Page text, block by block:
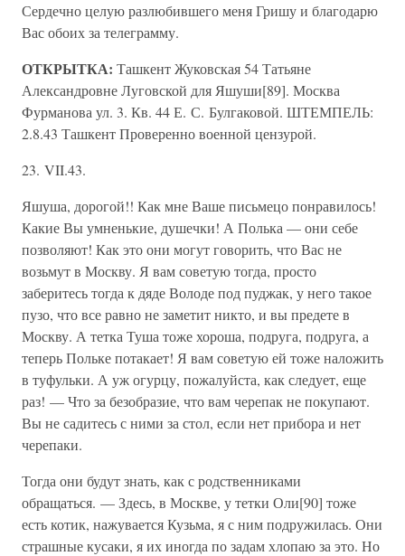
Сердечно целую разлюбившего меня Гришу и благодарю
Вас обоих за телеграмму.
ОТКРЫТКА: Ташкент Жуковская 54 Татьяне
Александровне Луговской для Яшуши[89]. Москва
Фурманова ул. 3. Кв. 44 Е. С. Булгаковой. ШТЕМПЕЛЬ:
2.8.43 Ташкент Проверенно военной цензурой.
23. VII.43.
Яшуша, дорогой!! Как мне Ваше письмецо понравилось!
Какие Вы умненькие, душечки! А Полька — они себе
позволяют! Как это они могут говорить, что Вас не
возьмут в Москву. Я вам советую тогда, просто
заберитесь тогда к дяде Володе под пуджак, у него такое
пузо, что все равно не заметит никто, и вы предете в
Москву. А тетка Туша тоже хороша, подруга, подруга, а
теперь Польке потакает! Я вам советую ей тоже наложить
в туфульки. А уж огурцу, пожалуйста, как следует, еще
раз! — Что за безобразие, что вам черепак не покупают.
Вы не садитесь с ними за стол, если нет прибора и нет
черепаки.
Тогда они будут знать, как с родственниками
обращаться. — Здесь, в Москве, у тетки Оли[90] тоже
есть котик, нажувается Кузьма, я с ним подружилась. Они
страшные кусаки, я их иногда по задам хлопаю за это. Но